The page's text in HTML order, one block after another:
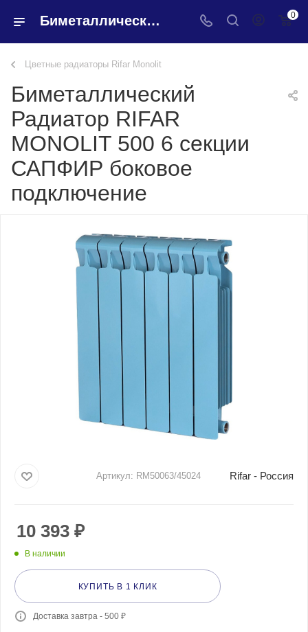
Биметаллический Радиатор RIFAR MONOLIT 500 6 секции САПФИР боковое подключение - купить в интернет-магазине Santeh-svar 0
Цветные радиаторы Rifar Monolit
Биметаллический
Радиатор RIFAR
MONOLIT 500 6 секции
САПФИР боковое
подключение
Артикул: RM50063/45024 Rifar - Россия
10 393 ₽
В наличии
КУПИТЬ В 1 КЛИК
Доставка завтра - 500 ₽